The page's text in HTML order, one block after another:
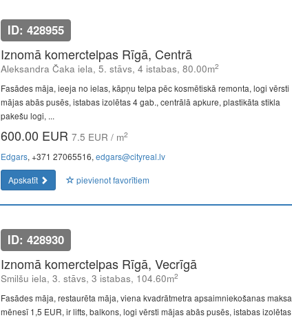
ID: 428955
Iznomā komerctelpas Rīgā, Centrā
Aleksandra Čaka iela, 5. stāvs, 4 istabas, 80.00m2
Fasādes māja, ieeja no ielas, kāpņu telpa pēc kosmētiskā remonta, logi vērsti
mājas abās pusēs, istabas izolētas 4 gab., centrālā apkure, plastikāta stikla
pakešu logi, ...
600.00 EUR 7.5 EUR / m2
Edgars, +371 27065516, edgars@cityreal.lv
Apskatīt
pievienot favorītiem
ID: 428930
Iznomā komerctelpas Rīgā, Vecrīgā
Smilšu iela, 3. stāvs, 3 istabas, 104.60m2
Fasādes māja, restaurēta māja, viena kvadrātmetra apsaimniekošanas maksa
mēnesī 1,5 EUR, ir lifts, balkons, logi vērsti mājas abās pusēs, istabas izolētas